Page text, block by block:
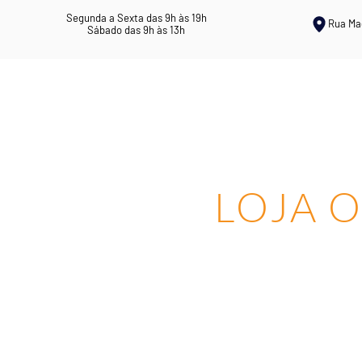
Segunda a Sexta das 9h às 19h
Sábado das 9h às 13h
Rua
LOJA